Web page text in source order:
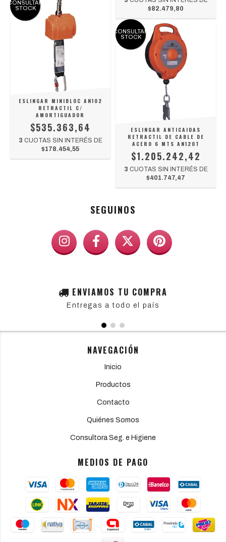
$82.479,80
CONSULTAR
STOCK
ESLINGAR MINIBLOC AN102
RETRACTIL C/
AMORTIGUADOR
$535.363,64
3 CUOTAS SIN INTERÉS DE
$178.454,55
CONSULTAR
STOCK
ESLINGAR ANTICAIDAS
RETRACTIL DE CABLE DE
ACERO 6 MTS AN120T
$1.205.242,42
3 CUOTAS SIN INTERÉS DE
$401.747,47
SEGUINOS
ENVIAMOS TU COMPRA
Entregas a todo el país
NAVEGACIÓN
Inicio
Productos
Contacto
Quiénes Somos
Consultora Seg. e Higiene
MEDIOS DE PAGO